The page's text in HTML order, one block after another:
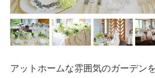
アットホームな雰囲気のガーデン